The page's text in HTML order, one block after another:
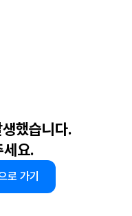
했습니다.
세요.
로 가기